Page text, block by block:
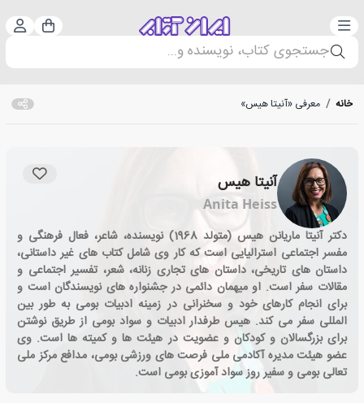
دسته‌بندی سبد
جستجوی کتاب، نویسنده و...
خانه / معرفی «آنیتا هیس»
آنیتا هیس
Anita Heiss
دکتر آنیتا ماریانن هیس (متولد 1968) نویسنده، شاعر، فعال فرهنگی و
مفسر اجتماعی استرالیایی است که کار وی شامل کتاب های غیر داستانی،
داستان های تاریخی، داستان های تجاری زنانه، شعر، تفسیر اجتماعی و
مقالات سفر است. او میهمان دائمی در جشنواره های نویسندگان است و
برای انجام کارهای خود و سخنرانی در زمینه ادبیات بومی به طور بین
المللی سفر می کند. هیس طرفدار ادبیات و سواد بومی از طریق نوشتن
برای بزرگسالان و کودکان و عضویت در هیئت ها و کمیته ها است. وی
عضو هیئت مدیره آکادمی ملی فرصت های ورزشی بومی، مدافع مرکز ملی
تعالی بومی و سفیر روز سواد آموزی بومی است.